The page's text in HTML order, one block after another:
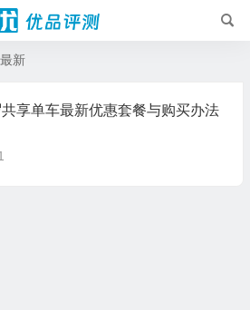
新
享单车最新优惠套餐与购买办法